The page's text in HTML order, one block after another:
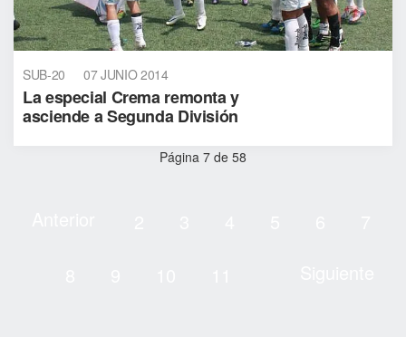
SUB-20 07 JUNIO 2014
La especial Crema remonta y
asciende a Segunda División
Página 7 de 58